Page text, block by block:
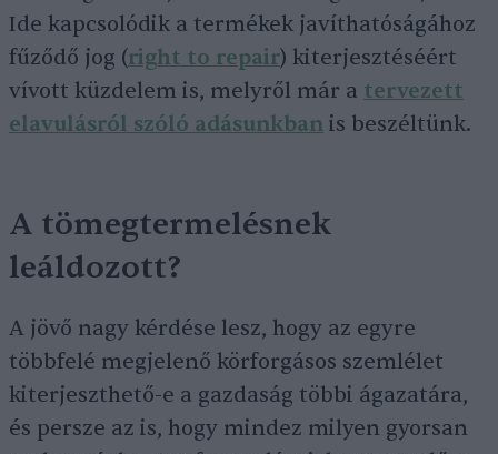
Ide kapcsolódik a termékek javíthatóságához
fűződő jog (right to repair) kiterjesztéséért
vívott küzdelem is, melyről már a tervezett
elavulásról szóló adásunkban is beszéltünk.
A tömegtermelésnek
leáldozott?
A jövő nagy kérdése lesz, hogy az egyre
többfelé megjelenő körforgásos szemlélet
kiterjeszthető-e a gazdaság többi ágazatára,
és persze az is, hogy mindez milyen gyorsan